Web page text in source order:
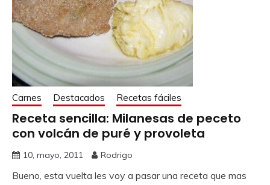
Carnes Destacados Recetas fáciles
Receta sencilla: Milanesas de peceto
con volcán de puré y provoleta
10, mayo, 2011 Rodrigo
Bueno, esta vuelta les voy a pasar una receta que mas